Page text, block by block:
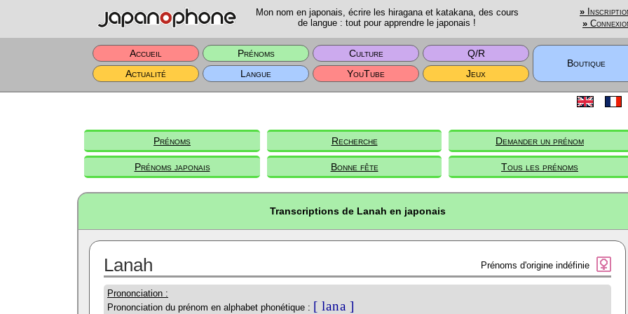
Mon nom en japonais, écrire les hiragana et katakana, des cours
de langue : tout pour apprendre le japonais !
»
»
Accueil Prénoms Culture
Q/R
Boutique
Actualité
Langue YouTube Jeux
Prénoms Recherche Demander un prénom
Prénoms japonais Bonne fête Tous les prénoms
Transcriptions de Lanah en japonais
Lanah Prénoms d'origine indéfinie
Prononciation :
Prononciation du prénom en alphabet phonétique : [ lana ]